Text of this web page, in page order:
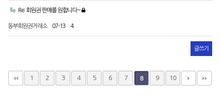
Re: 회원권 판매를 원합니다~
동부회원권거래소 07-13 4
글쓰기
1 2 3 4 5 6 7 8 9 10